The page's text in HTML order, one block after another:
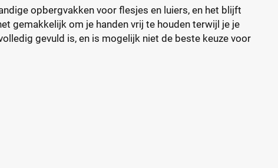
opbergvakken voor flesjes en luiers, en het blijft
gemakkelijk om je handen vrij te houden terwijl je je
gevuld is, en is mogelijk niet de beste keuze voor